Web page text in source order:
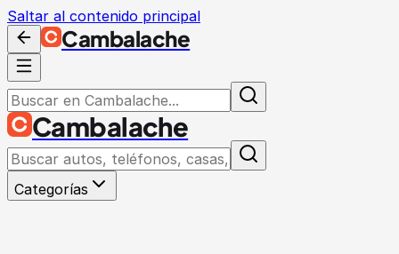
Saltar al contenido principal
Cambalache
Cambalache
Categorías